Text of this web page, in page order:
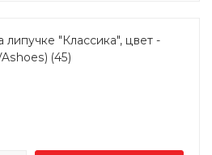
"Классика", цвет -
(45)